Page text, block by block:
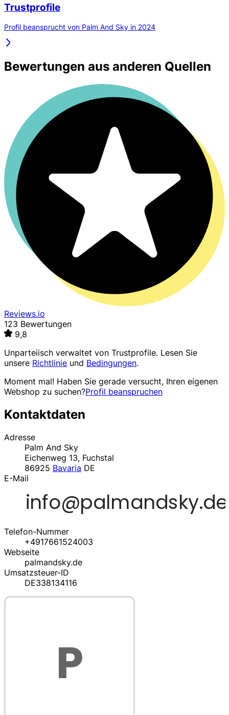
Trustprofile
Profil beansprucht von Palm And Sky in 2024
Bewertungen aus anderen Quellen
Reviews.io
123 Bewertungen
9,8
Unparteiisch verwaltet von Trustprofile. Lesen Sie
unsere Richtlinie und Bedingungen.
Moment mal! Haben Sie gerade versucht, Ihren eigenen
Webshop zu suchen?Profil beanspruchen
Kontaktdaten
Adresse
Palm And Sky
Eichenweg 13, Fuchstal
86925 Bavaria DE
E-Mail
Telefon-Nummer
+4917661524003
Webseite
palmandsky.de
Umsatzsteuer-ID
DE338134116